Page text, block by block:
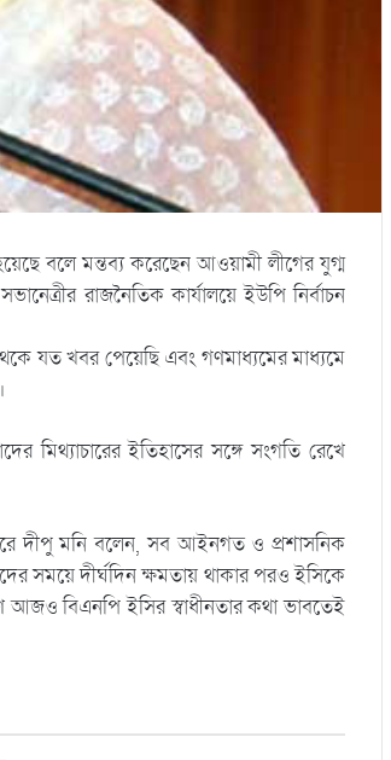
বলে মন্তব্য করেছেন আওয়ামী লীগের যুগ্ম
রাজনৈতিক কার্যালয়ে ইউপি নির্বাচন
যত খবর পেয়েছি এবং গণমাধ্যমের মাধ্যমে
মিথ্যাচারের ইতিহাসের সঙ্গে সংগতি রেখে
দীপু মনি বলেন, সব আইনগত ও প্রশাসনিক
সময়ে দীর্ঘদিন ক্ষমতায় থাকার পরও ইসিকে
আজও বিএনপি ইসির স্বাধীনতার কথা ভাবতেই